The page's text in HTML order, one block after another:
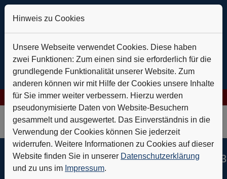
AG: Verlässlich auf Kurs+++Daldrup & Söhne:
Skip to main navigation
Skip to main content
Skip to page footer
Jetzt in der Ausgabe Nr. 01/
12.01.2023
Hinweis zu Cookies
Unsere Webseite verwendet Cookies. Diese haben
zwei Funktionen: Zum einen sind sie erforderlich für die
grundlegende Funktionalität unserer Website. Zum
anderen können wir mit Hilfe der Cookies unsere Inhalte
für Sie immer weiter verbessern. Hierzu werden
pseudonymisierte Daten von Website-Besuchern
gesammelt und ausgewertet. Das Einverständnis in die
Verwendung der Cookies können Sie jederzeit
widerrufen. Weitere Informationen zu Cookies auf dieser
Website finden Sie in unserer Datenschutzerklärung
und zu uns im Impressum.